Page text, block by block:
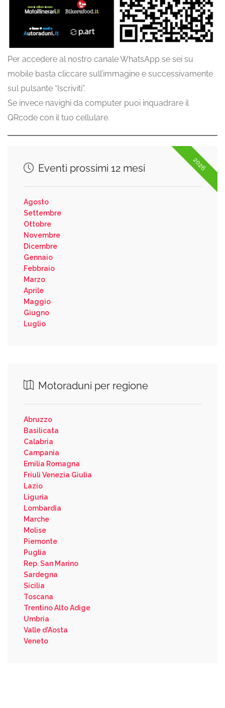
Per accedere al nostro canale WhatsApp se sei su
mobile basta cliccare sull’immagine e successivamente
sul pulsante “Iscriviti”.
Se invece navighi da computer puoi inquadrare il
QRcode con il tuo cellulare.
2026
Eventi prossimi 12 mesi
Agosto
Settembre
Ottobre
Novembre
Dicembre
Gennaio
Febbraio
Marzo
Aprile
Maggio
Giugno
Luglio
Motoraduni per regione
Abruzzo
Basilicata
Calabria
Campania
Emilia Romagna
Friuli Venezia Giulia
Lazio
Liguria
Lombardia
Marche
Molise
Piemonte
Puglia
Rep. San Marino
Sardegna
Sicilia
Toscana
Trentino Alto Adige
Umbria
Valle d'Aosta
Veneto